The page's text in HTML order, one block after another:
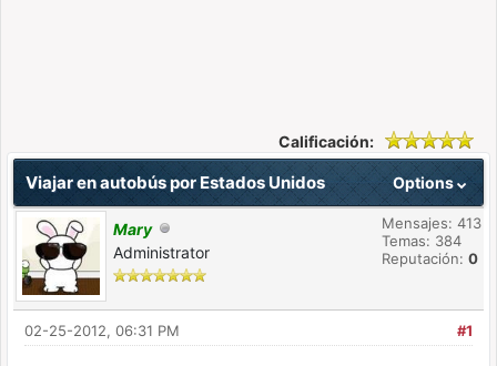
Calificación:
Options
Viajar en autobús por Estados Unidos
Mary
Administrator
Mensajes: 413
Temas: 384
Reputación: 0
#1
02-25-2012, 06:31 PM